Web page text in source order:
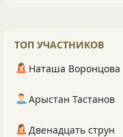
ТОП УЧАСТНИКОВ
Наташа Воронцова
Арыстан Тастанов
Двенадцать струн